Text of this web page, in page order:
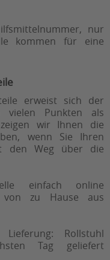
nur
kommen für eine
erweist sich der
Punkten als
wir Ihnen die
wenn Sie Ihren
den Weg über die
einfach online
von zu Hause aus
Rollstuhl
Tag geliefert